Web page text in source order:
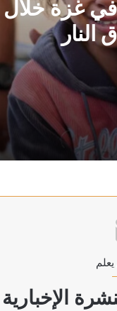
الإخبارية